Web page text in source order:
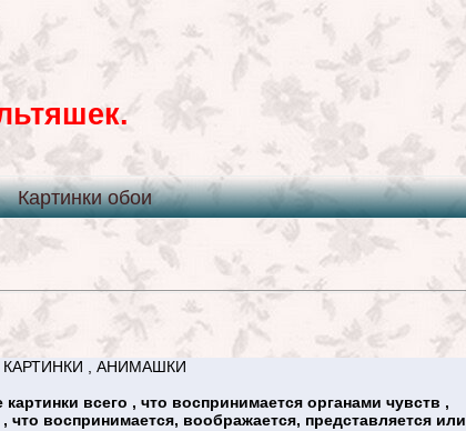
Картинки обои
КАРТИНКИ , АНИМАШКИ
всего , что воспринимается органами чувств ,
воспринимается, воображается, представляется или